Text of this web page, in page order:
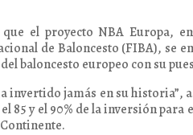
el proyecto NBA Europa,
de Baloncesto (FIBA), se
baloncesto europeo con su
invertido jamás en su historia”,
y el 90% de la inversión para